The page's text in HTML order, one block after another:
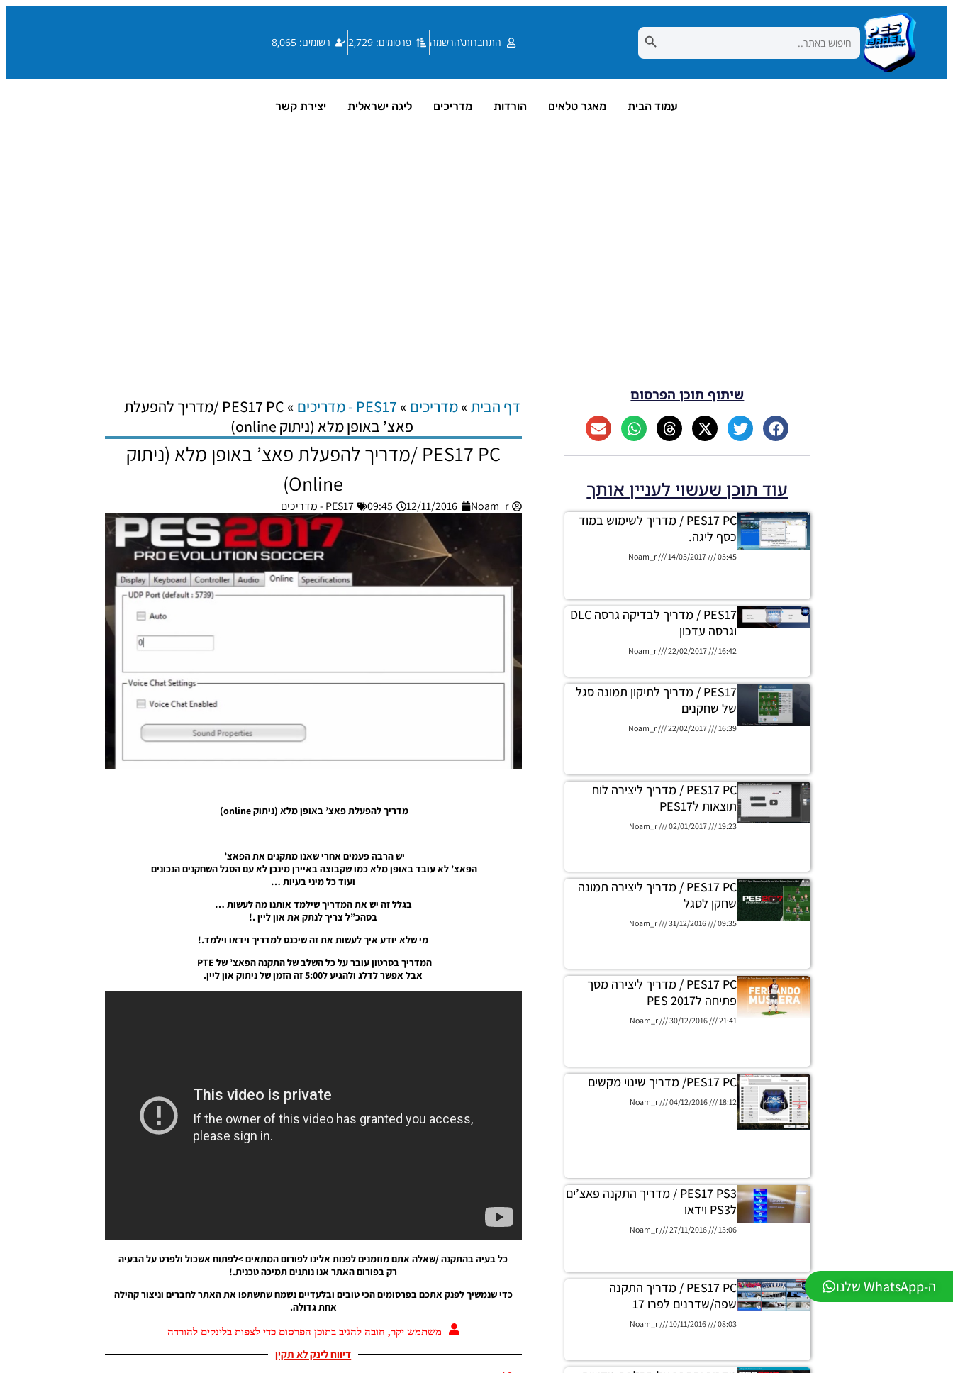
התחברות\הרשמה פרסומים: 2,729 רשומים: 8,065
Search
for:
Search Button
עמוד הבית מאגר טלאים הורדות מדריכים ליגה ישראלית יצירת קשר
ה-WhatsApp שלנו
דף הבית »מדריכים » PES17 - מדריכים »
PES17 PC /מדריך להפעלת
פאצ’ באופן מלא (ניתוק online)
PES17 PC /מדריך להפעלת פאצ’ באופן מלא (ניתוק
Online)
Noam_r
12/11/2016
09:45 PES17 - מדריכים
מדריך להפעלת פאצ’ באופן מלא (ניתוק online)
יש הרבה פעמים אחרי שאנו מתקנים את הפאצ’
הפאצ’ לא עובד באופן מלא כמו שקבוצה באיירן מינכן לא עם הסגל השחקנים הנכונים
ועוד כל מיני בעיות …
בגלל זה יש את המדריך שילמד אותנו מה לעשות …
בסהכ”ל צריך לנתק את און ליין .!
מי שלא יודע איך לעשות את זה שיכנס למדריך וידאו וילמד.!
המדריך בסרטון עובר על כל השלב של התקנה הפאצ’ של PTE
אבל אפשר לדלג ולהגיע ל5:00 זה הזמן של ניתוק און ליין.
כל בעיה בהתקנה /שאלה אתם מוזמנים לפנות אלינו לפורום המתאים >לפתוח אשכול ולפרט על הבעיה
רק בפורום האתר אנו נותנים תמיכה טכנית.!
כדי שנמשיך לפנק אתכם בפרסומים הכי טובים ובלעדיים נשמח שתשתפו את האתר לחברים וניצור קהילה
אחת גדולה.
משתמש יקר, חובה להגיב בתוכן הפרסום כדי לצפות בלינקים להורדה
דיווח לינק לא תקין
שיתוף תוכן הפרסום
עוד תוכן שעשוי לעניין אותך
PES17 PC / מדריך לשימוש במוד
כסף ליגה.
Noam_r 14/05/2017 05:45
PES17 / מדריך לבדיקה גרסה DLC
וגרסה עדכון
Noam_r 22/02/2017 16:42
PES17 / מדריך לתיקון תמונה סגל
של שחקנים
Noam_r 22/02/2017 16:39
PES17 PC / מדריך ליצירה לוח
תוצאות לPES17
Noam_r 02/01/2017 19:23
PES17 PC / מדריך ליצירה תמונה
שחקן לסגל
Noam_r 31/12/2016 09:35
PES17 PC / מדריך ליצירה מסך
פתיחה לPES 2017
Noam_r 30/12/2016 21:41
PES17 PC/ מדריך שינוי מקשים
Noam_r 04/12/2016 18:12
PES17 PS3 / מדריך התקנה פאצ’ים
לPS3 וידאו
Noam_r 27/11/2016 13:06
PES17 PC / מדריך התקנה
שפה/שדרנים לפרו 17
Noam_r 10/11/2016 08:03